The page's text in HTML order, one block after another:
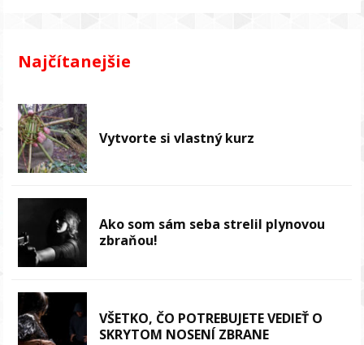
Najčítanejšie
Vytvorte si vlastný kurz
Ako som sám seba strelil plynovou
zbraňou!
VŠETKO, ČO POTREBUJETE VEDIEŤ O
SKRYTOM NOSENÍ ZBRANE